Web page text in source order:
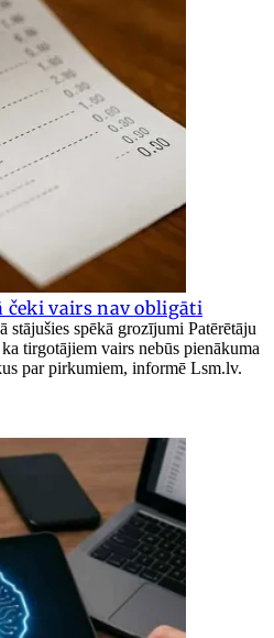
čeki vairs nav obligāti
stājušies spēkā grozījumi Patērētāju
tirgotājiem vairs nebūs pienākuma
par pirkumiem, informē Lsm.lv.